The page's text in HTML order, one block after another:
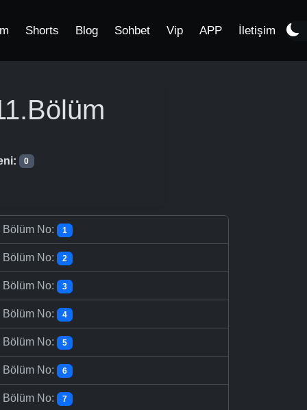
Shorts Blog Sohbet Vip APP İletişim
0
Bölüm No: 1
Bölüm No: 2
Bölüm No: 3
Bölüm No: 4
Bölüm No: 5
Bölüm No: 6
Bölüm No: 7